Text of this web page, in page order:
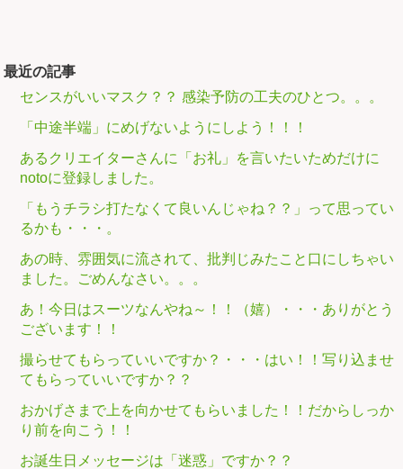
最近の記事
センスがいいマスク？？ 感染予防の工夫のひとつ。。。
「中途半端」にめげないようにしよう！！！
あるクリエイターさんに「お礼」を言いたいためだけに
notoに登録しました。
「もうチラシ打たなくて良いんじゃね？？」って思ってい
るかも・・・。
あの時、雰囲気に流されて、批判じみたこと口にしちゃい
ました。ごめんなさい。。。
あ！今日はスーツなんやね～！！（嬉）・・・ありがとう
ございます！！
撮らせてもらっていいですか？・・・はい！！写り込ませ
てもらっていいですか？？
おかげさまで上を向かせてもらいました！！だからしっか
り前を向こう！！
お誕生日メッセージは「迷惑」ですか？？